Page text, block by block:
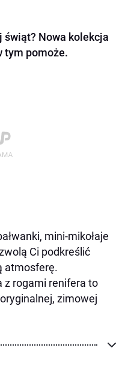
świąt? Nowa kolekcja
tym pomoże.
mini-mikołaje
Ci podkreślić
atmosferę.
z rogami renifera to
zimowej